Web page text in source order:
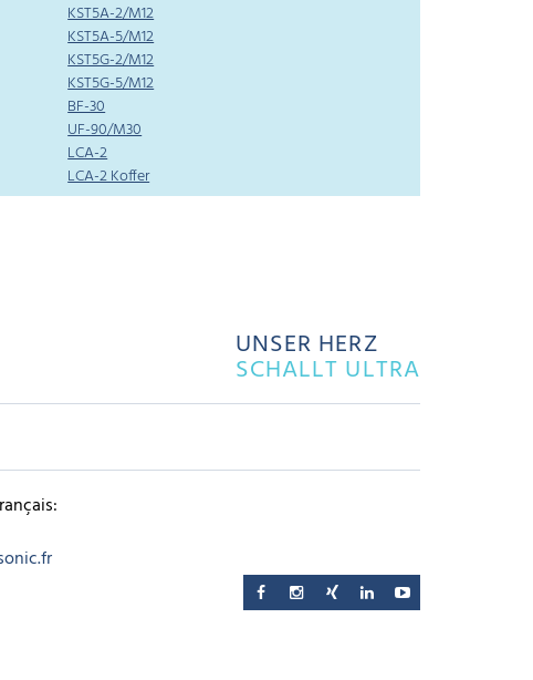
KST5A-2/M12
KST5A-5/M12
KST5G-2/M12
KST5G-5/M12
BF-30
UF-90/M30
LCA-2
LCA-2 Koffer
UNSER HERZ
SCHALLT ULTRA